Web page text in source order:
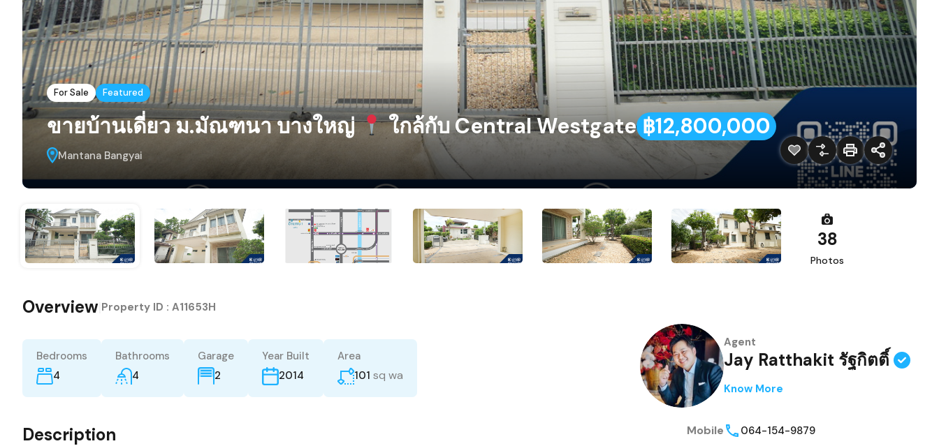
For Sale Featured
ขายบ้านเดี่ยว ม.มัณฑนา บางใหญ่ ใกล้กับ Central Westgate ฿12,800,000
Mantana Bangyai
38
Photos
Overview Property ID : A11653H
Bedrooms
4
Bathrooms
4
Garage
2
Year Built
2014
Area
101 sq wa
Description
Agent
Jay Ratthakit รัฐกิตติ์
Know More
Mobile 064-154-9879